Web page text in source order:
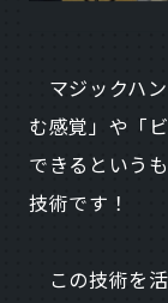
マジックハ
む感覚」や「
できるという
技術です！
この技術を